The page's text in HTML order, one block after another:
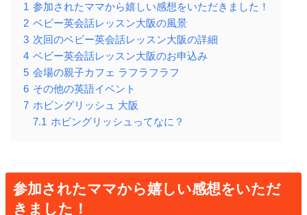
1 参加されたママから嬉しい感想をいただきました！
2 ベビー英会話レッスン大阪の風景
3 次回のベビー英会話レッスン大阪の詳細
4 ベビー英会話レッスン大阪のお申込み
5 会場の親子カフェ ラフラフラフ
6 その他の英語イベント
7 ホビングリッシュ 大阪
7.1 ホビングリッシュってなに？
参加されたママから嬉しい感想をいただ
きました！